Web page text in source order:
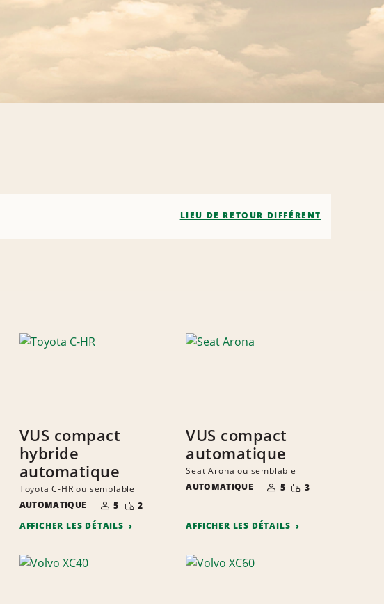
LIEU DE RETOUR DIFFÉRENT
VUS compact
hybride
automatique
Toyota C-HR ou semblable
AUTOMATIQUE
NOMBRE DE
PERSONNES
5 QUANTITÉ
RÉDUITE
2
AFFICHER LES DÉTAILS
VUS compact
automatique
Seat Arona ou semblable
AUTOMATIQUE
NOMBRE DE
PERSONNES
5 QUANTITÉ
RÉDUITE
3
AFFICHER LES DÉTAILS